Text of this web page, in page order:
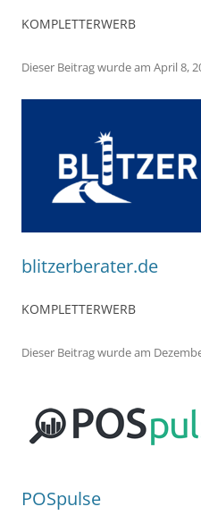
KOMPLETTERWERB
Dieser Beitrag wurdeam April 8,
blitzerberater.de
KOMPLETTERWERB
Dieser Beitrag wurdeam
POSpulse